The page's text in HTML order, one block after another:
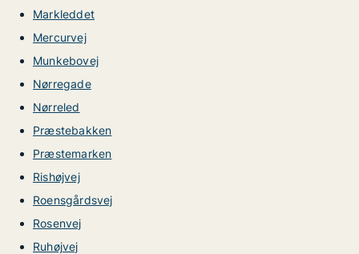
Markleddet
Mercurvej
Munkebovej
Nørregade
Nørreled
Præstebakken
Præstemarken
Rishøjvej
Roensgårdsvej
Rosenvej
Ruhøjvej